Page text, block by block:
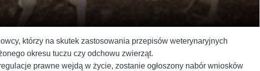
którzy na skutek zastosowania przepisów weterynaryjnych
okresu tuczu czy odchowu zwierząt.
prawne wejdą w życie, zostanie ogłoszony nabór wniosków